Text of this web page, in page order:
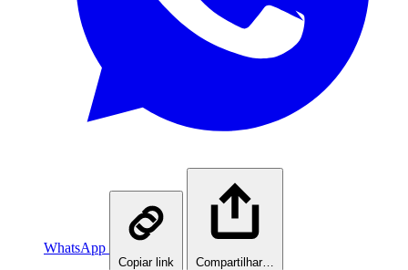
WhatsApp
Copiar link Compartilhar…